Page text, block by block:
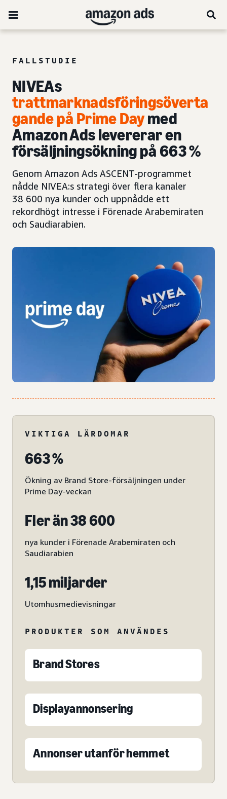
FALLSTUDIE
NIVEAs
trattmarknadsföringsöverta
gandepå Prime Daymed
Amazon Ads levererar en
försäljningsökning på 663 %
Genom Amazon Ads ASCENT-programmet
nådde NIVEA:s strategi över flera kanaler
38 600 nya kunder och uppnådde ett
rekordhögt intresse i Förenade Arabemiraten
och Saudiarabien.
VIKTIGA LÄRDOMAR
663 %
Ökning av Brand Store-försäljningen under
Prime Day-veckan
Fler än 38 600
nya kunder i Förenade Arabemiraten och
Saudiarabien
1,15 miljarder
Utomhusmedievisningar
PRODUKTER SOM ANVÄNDES
Brand Stores
Displayannonsering
Annonser utanför hemmet